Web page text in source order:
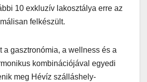
10 exkluzív lakosztálya erre az
felkészült.
a gasztronómia, a wellness és a
kombinációjával egyedi
meg Hévíz szálláshely-